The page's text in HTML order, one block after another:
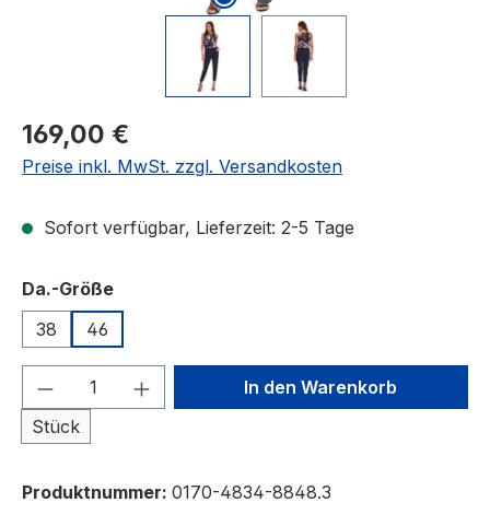
Regulärer Preis:
169,00 €
Preise inkl. MwSt. zzgl. Versandkosten
Sofort verfügbar, Lieferzeit: 2-5 Tage
Da.-Größeauswählen
38
46
Produkt Anzahl: Gib den
Stück
In den Warenkorb
Produktnummer: 0170-4834-8848.3